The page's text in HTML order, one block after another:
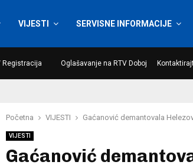
VIJESTI SERVISNE INFORMACIJE
Registracija Oglašavanje na RTV Doboj
Početna VIJESTI Gaćanović demantovala
VIJESTI
Gaćanović